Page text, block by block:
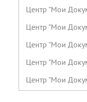
Центр "Мои
Центр "Мои
Центр "Мои
Центр "Мои
Центр "Мои